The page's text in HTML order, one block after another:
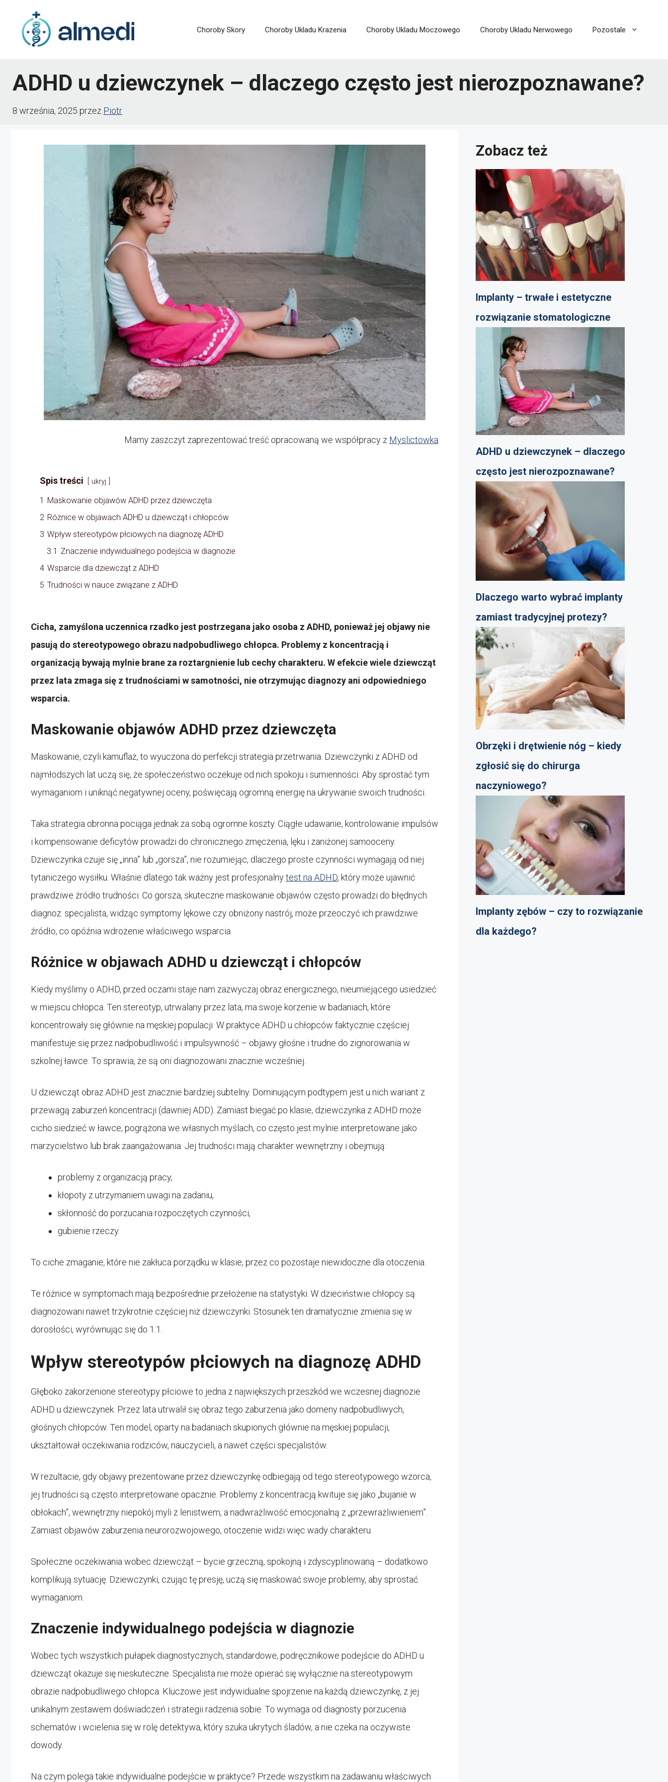
Choroby Skory Choroby Ukladu Krazenia Choroby Ukladu Moczowego Choroby Ukladu Nerwowego Pozostale
ADHD u dziewczynek – dlaczego często jest nierozpoznawane?
8 września, 2025 przez Piotr
Mamy zaszczyt zaprezentować treść opracowaną we współpracy z Myslictowka
Spis treści ukryj
1 Maskowanie objawów ADHD przez dziewczęta
2 Różnice w objawach ADHD u dziewcząt i chłopców
3 Wpływ stereotypów płciowych na diagnozę ADHD
3.1 Znaczenie indywidualnego podejścia w diagnozie
4 Wsparcie dla dziewcząt z ADHD
5 Trudności w nauce związane z ADHD
Cicha, zamyślona uczennica rzadko jest postrzegana jako osoba z ADHD, ponieważ jej objawy nie
pasują do stereotypowego obrazu nadpobudliwego chłopca. Problemy z koncentracją i
organizacją bywają mylnie brane za roztargnienie lub cechy charakteru. W efekcie wiele dziewcząt
przez lata zmaga się z trudnościami w samotności, nie otrzymując diagnozy ani odpowiedniego
wsparcia.
Maskowanie objawów ADHD przez dziewczęta
Maskowanie, czyli kamuflaż, to wyuczona do perfekcji strategia przetrwania. Dziewczynki z ADHD od
najmłodszych lat uczą się, że społeczeństwo oczekuje od nich spokoju i sumienności. Aby sprostać tym
wymaganiom i uniknąć negatywnej oceny, poświęcają ogromną energię na ukrywanie swoich trudności.
Taka strategia obronna pociąga jednak za sobą ogromne koszty. Ciągłe udawanie, kontrolowanie impulsów
i kompensowanie deficytów prowadzi do chronicznego zmęczenia, lęku i zaniżonej samooceny.
Dziewczynka czuje się „inna” lub „gorsza”, nie rozumiejąc, dlaczego proste czynności wymagają od niej
tytaniczego wysiłku. Właśnie dlatego tak ważny jest profesjonalnytest na ADHD, który może ujawnić
prawdziwe źródło trudności. Co gorsza, skuteczne maskowanie objawów często prowadzi do błędnych
diagnoz: specjalista, widząc symptomy lękowe czy obniżony nastrój, może przeoczyć ich prawdziwe
źródło, co opóźnia wdrożenie właściwego wsparcia.
Różnice w objawach ADHD u dziewcząt i chłopców
Kiedy myślimy o ADHD, przed oczami staje nam zazwyczaj obraz energicznego, nieumiejącego usiedzieć
w miejscu chłopca. Ten stereotyp, utrwalany przez lata, ma swoje korzenie w badaniach, które
koncentrowały się głównie na męskiej populacji. W praktyce ADHD u chłopców faktycznie częściej
manifestuje się przez nadpobudliwość i impulsywność – objawy głośne i trudne do zignorowania w
szkolnej ławce. To sprawia, że są oni diagnozowani znacznie wcześniej.
U dziewcząt obraz ADHD jest znacznie bardziej subtelny. Dominującym podtypem jest u nich wariant z
przewagą zaburzeń koncentracji (dawniej ADD). Zamiast biegać po klasie, dziewczynka z ADHD może
cicho siedzieć w ławce, pogrążona we własnych myślach, co często jest mylnie interpretowane jako
marzycielstwo lub brak zaangażowania. Jej trudności mają charakter wewnętrzny i obejmują:
problemy z organizacją pracy,
kłopoty z utrzymaniem uwagi na zadaniu,
skłonność do porzucania rozpoczętych czynności,
gubienie rzeczy.
To ciche zmaganie, które nie zakłuca porządku w klasie, przez co pozostaje niewidoczne dla otoczenia.
Te różnice w symptomach mają bezpośrednie przełożenie na statystyki. W dzieciństwie chłopcy są
diagnozowani nawet trzykrotnie częściej niż dziewczynki. Stosunek ten dramatycznie zmienia się w
dorosłości, wyrównując się do 1:1.
Wpływ stereotypów płciowych na diagnozę ADHD
Głęboko zakorzenione stereotypy płciowe to jedna z największych przeszkód we wczesnej diagnozie
ADHD u dziewczynek. Przez lata utrwalił się obraz tego zaburzenia jako domeny nadpobudliwych,
głośnych chłopców. Ten model, oparty na badaniach skupionych głównie na męskiej populacji,
ukształtował oczekiwania rodziców, nauczycieli, a nawet części specjalistów.
W rezultacie, gdy objawy prezentowane przez dziewczynkę odbiegają od tego stereotypowego wzorca,
jej trudności są często interpretowane opacznie. Problemy z koncentracją kwituje się jako „bujanie w
obłokach”, wewnętrzny niepokój myli z lenistwem, a nadwrażliwość emocjonalną z „przewrażliwieniem”.
Zamiast objawów zaburzenia neurorozwojowego, otoczenie widzi więc wady charakteru.
Społeczne oczekiwania wobec dziewcząt – bycie grzeczną, spokojną i zdyscyplinowaną – dodatkowo
komplikują sytuację. Dziewczynki, czując tę presję, uczą się maskować swoje problemy, aby sprostać
wymaganiom.
Znaczenie indywidualnego podejścia w diagnozie
Wobec tych wszystkich pułapek diagnostycznych, standardowe, podręcznikowe podejście do ADHD u
dziewcząt okazuje się nieskuteczne. Specjalista nie może opierać się wyłącznie na stereotypowym
obrazie nadpobudliwego chłopca. Kluczowe jest indywidualne spojrzenie na każdą dziewczynkę, z jej
unikalnym zestawem doświadczeń i strategii radzenia sobie. To wymaga od diagnosty porzucenia
schematów i wcielenia się w rolę detektywa, który szuka ukrytych śladów, a nie czeka na oczywiste
dowody.
Na czym polega takie indywidualne podejście w praktyce? Przede wszystkim na zadawaniu właściwych
Zobacz też
Implanty – trwałe i estetyczne
rozwiązanie stomatologiczne
ADHD u dziewczynek – dlaczego
często jest nierozpoznawane?
Dlaczego warto wybrać implanty
zamiast tradycyjnej protezy?
Obrzęki i drętwienie nóg – kiedy
zgłosić się do chirurga
naczyniowego?
Implanty zębów – czy to rozwiązanie
dla każdego?